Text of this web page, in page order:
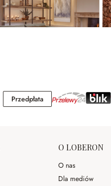
PrzedpłataPrzedpłata
O LOBERON
O nas
Dla mediów